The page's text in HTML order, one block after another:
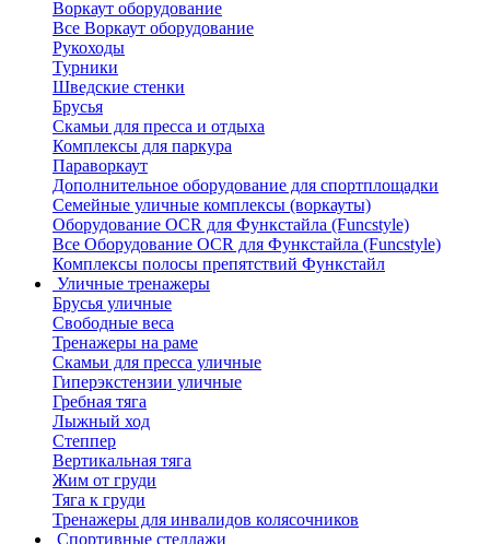
Воркаут оборудование
Все Воркаут оборудование
Рукоходы
Турники
Шведские стенки
Брусья
Скамьи для пресса и отдыха
Комплексы для паркура
Параворкаут
Дополнительное оборудование для спортплощадки
Семейные уличные комплексы (воркауты)
Оборудование OCR для Функстайла (Funcstyle)
Все Оборудование OCR для Функстайла (Funcstyle)
Комплексы полосы препятствий Функстайл
Уличные тренажеры
Брусья уличные
Свободные веса
Тренажеры на раме
Скамьи для пресса уличные
Гиперэкстензии уличные
Гребная тяга
Лыжный ход
Степпер
Вертикальная тяга
Жим от груди
Тяга к груди
Тренажеры для инвалидов колясочников
Спортивные стеллажи